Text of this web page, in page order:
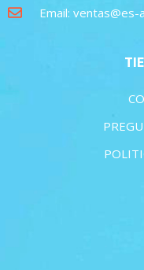
Email: ventas@es-